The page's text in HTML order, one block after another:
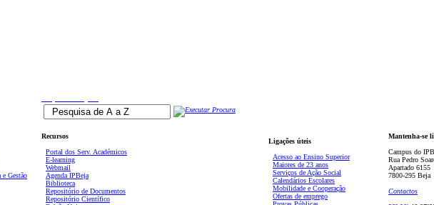
e Gestão
Recursos
Portal dos Serv. Académicos
E-learning
Webmail
Agenda IPBeja
Biblioteca
Repositório de Documentos
Repositório Científico
Ligações úteis
Acesso ao Ensino Superior
Maiores de 23 anos
Serviços de Ação Social
Calendários Escolares
Mobilidade e Cooperação
Ofertas de emprego
Mantenha-se
Campus do
Rua Pedro
Apartado 6155
7800-295 Beja
Contactos